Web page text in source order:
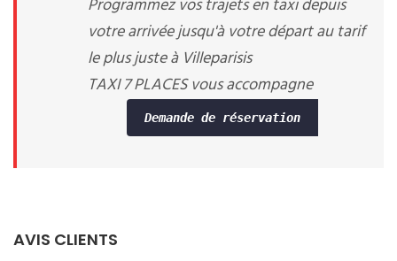
Programmez vos trajets en taxi depuis
votre arrivée jusqu'à votre départ au tarif
le plus juste à Villeparisis
TAXI 7 PLACES vous accompagne
Demande de réservation
AVIS CLIENTS